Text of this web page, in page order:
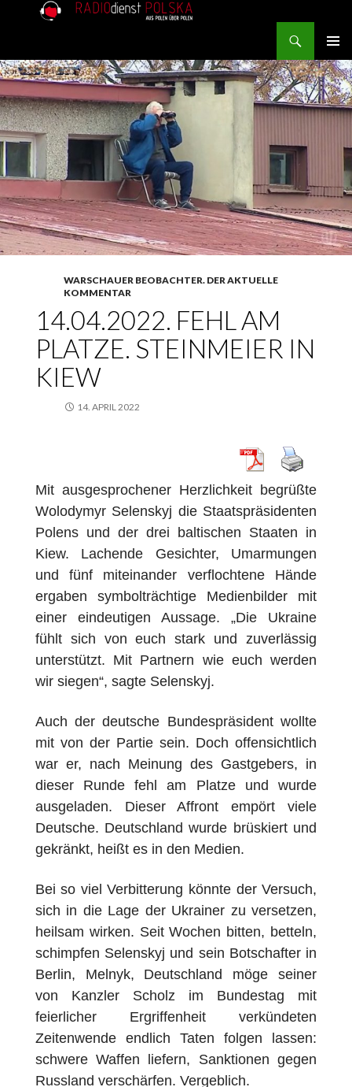
MENU
WARSCHAUER BEOBACHTER. DER AKTUELLE
KOMMENTAR
14.04.2022. FEHL AM
PLATZE. STEINMEIER IN
KIEW
14. APRIL 2022
Mit ausgesprochener Herzlichkeit begrüßte
Wolodymyr Selenskyj die Staatspräsidenten
Polens und der drei baltischen Staaten in
Kiew. Lachende Gesichter, Umarmungen
und fünf miteinander verflochtene Hände
ergaben symbolträchtige Medienbilder mit
einer eindeutigen Aussage. „Die Ukraine
fühlt sich von euch stark und zuverlässig
unterstützt. Mit Partnern wie euch werden
wir siegen“, sagte Selenskyj.
Auch der deutsche Bundespräsident wollte
mit von der Partie sein. Doch offensichtlich
war er, nach Meinung des Gastgebers, in
dieser Runde fehl am Platze und wurde
ausgeladen. Dieser Affront empört viele
Deutsche. Deutschland wurde brüskiert und
gekränkt, heißt es in den Medien.
Bei so viel Verbitterung könnte der Versuch,
sich in die Lage der Ukrainer zu versetzen,
heilsam wirken. Seit Wochen bitten, betteln,
schimpfen Selenskyj und sein Botschafter in
Berlin, Melnyk, Deutschland möge seiner
von Kanzler Scholz im Bundestag mit
feierlicher Ergriffenheit verkündeten
Zeitenwende endlich Taten folgen lassen:
schwere Waffen liefern, Sanktionen gegen
Russland verschärfen. Vergeblich.